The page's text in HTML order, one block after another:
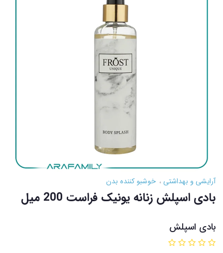
آرایشی و بهداشتی خوشبو کننده بدن
بادی اسپلش زنانه یونیک فراست 200 میل
بادی اسپلش